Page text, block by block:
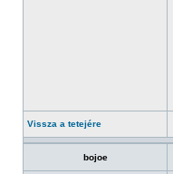
Vissza a tetejére
bojoe